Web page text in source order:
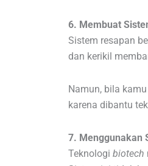
6. Membuat
Sistem resapan
dan kerikil
Namun, bila
karena dibantu
7. Menggunakan
Teknologi biotech